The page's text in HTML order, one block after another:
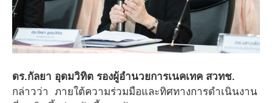
ดร.กัลยา อุดมวิทิต รองผู้อำนวยการเนคเทค สวทช.
กล่าวว่า ภายใต้ความร่วมมือและทิศทางการดำเนินงาน